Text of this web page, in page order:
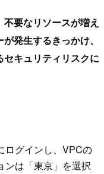
不要なリソースが増え
発生するきっかけ、
キュリティリスクに
ログインし、VPCの
ンは「東京」を選択